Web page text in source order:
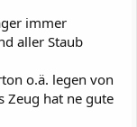
immer
aller Staub
o.ä. legen von
Zeug hat ne gute